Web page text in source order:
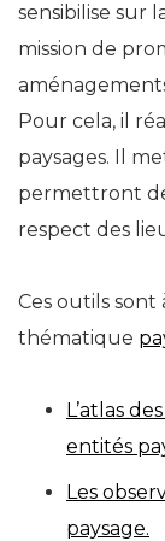
sensibilise sur
mission de
Pour cela, il
paysages. Il
permettront
respect des
Ces outils sont
thématique
L’atlas
entités
Les
paysage.